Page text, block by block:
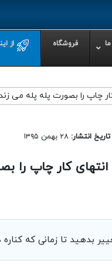
فروشگاه از
چاپ را بصورت پله پله می
تاریخ انتشار:۲۸ بهمن ۱۳۹۵
کار چاپ را